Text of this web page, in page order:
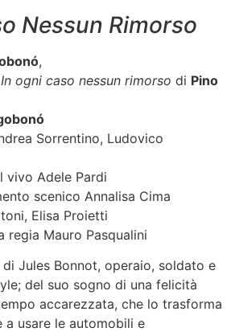
Nessun Rimorso
,
In ogni caso nessun rimorso di Pino
Sorrentino, Ludovico
vivo Adele Pardi
scenico Annalisa Cima
Elisa Proietti
regia Mauro Pasqualini
Jules Bonnot, operaio, soldato e
del suo sogno di una felicità
accarezzata, che lo trasforma
a usare le automobili e